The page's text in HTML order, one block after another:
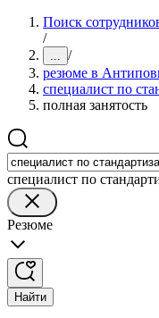
Поиск
/
... /
резюме в
специалист по
полная занятость
специалист по
Резюме
Найти